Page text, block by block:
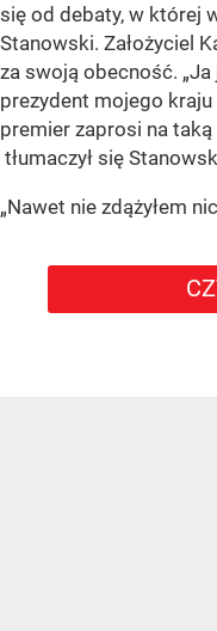
się od debaty, w której
Stanowski. Założyciel
za swoją obecność.
prezydent mojego
premier zaprosi na
tłumaczył się
„Nawet nie zdążyłem